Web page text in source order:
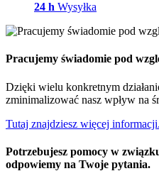
24 h Wysyłka
Pracujemy świadomie pod
Dzięki wielu konkretnym
zminimalizować nasz wpływ na
Tutaj znajdziesz więcej informacji.
Potrzebujesz pomocy w
odpowiemy na Twoje pytania.